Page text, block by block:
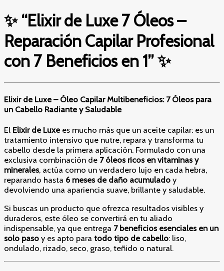
✨ “Elixir de Luxe 7 Óleos –
Reparación Capilar Profesional
con 7 Beneficios en 1”✨
Elixir de Luxe – Óleo Capilar Multibeneficios: 7 Óleos para
un Cabello Radiante y Saludable
El Elixir de Luxees mucho más que un aceite capilar: es un
tratamiento intensivo que nutre, repara y transforma tu
cabello desde la primera aplicación. Formulado con una
exclusiva combinación de 7 óleos ricos en vitaminas y
minerales, actúa como un verdadero lujo en cada hebra,
reparando hasta 6 meses de daño acumulado y
devolviendo una apariencia suave, brillante y saludable.
Si buscas un producto que ofrezca resultados visibles y
duraderos, este óleo se convertirá en tu aliado
indispensable, ya que entrega 7 beneficios esenciales en un
solo paso y es apto para todo tipo de cabello: liso,
ondulado, rizado, seco, graso, teñido o natural.